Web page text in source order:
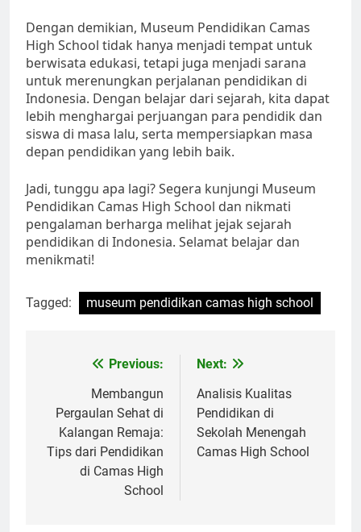
Dengan demikian, Museum Pendidikan Camas
High School tidak hanya menjadi tempat untuk
berwisata edukasi, tetapi juga menjadi sarana
untuk merenungkan perjalanan pendidikan di
Indonesia. Dengan belajar dari sejarah, kita dapat
lebih menghargai perjuangan para pendidik dan
siswa di masa lalu, serta mempersiapkan masa
depan pendidikan yang lebih baik.
Jadi, tunggu apa lagi? Segera kunjungi Museum
Pendidikan Camas High School dan nikmati
pengalaman berharga melihat jejak sejarah
pendidikan di Indonesia. Selamat belajar dan
menikmati!
Tagged: museum pendidikan camas high school
NavigasiPrevious:
Membangun
Pergaulan Sehat di
Kalangan Remaja:
Tips dari Pendidikan
di Camas High
School
Next:
Analisis Kualitas
Pendidikan di
Sekolah Menengah
Camas High School